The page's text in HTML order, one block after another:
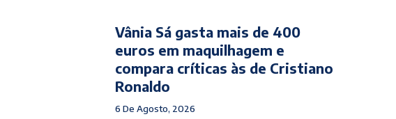
Vânia Sá gasta mais de 400
euros em maquilhagem e
compara críticas às de Cristiano
Ronaldo
6 De Agosto, 2026